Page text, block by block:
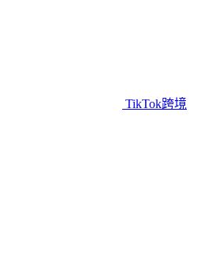
TikTok跨境